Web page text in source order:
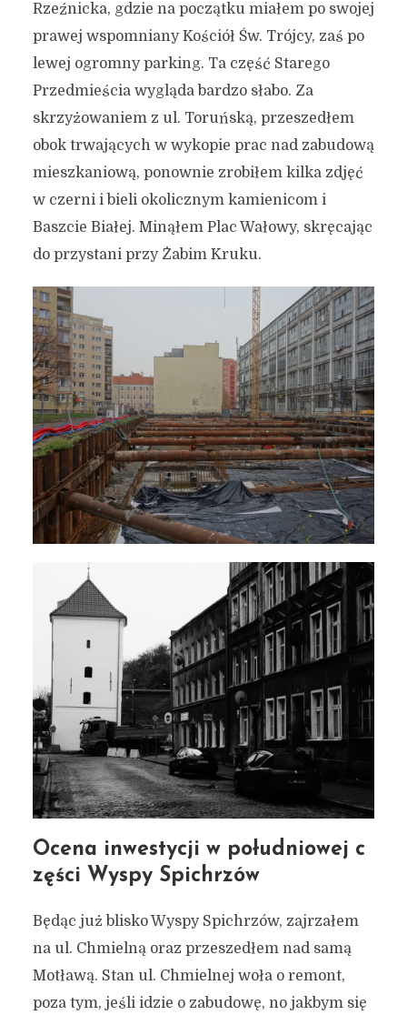
Rzeźnicka, gdzie na początku miałem po swojej
prawej wspomniany Kościół Św. Trójcy, zaś po
lewej ogromny parking. Ta część Starego
Przedmieścia wygląda bardzo słabo. Za
skrzyżowaniem z ul. Toruńską, przeszedłem
obok trwających w wykopie prac nad zabudową
mieszkaniową, ponownie zrobiłem kilka zdjęć
w czerni i bieli okolicznym kamienicom i
Baszcie Białej. Minąłem Plac Wałowy, skręcając
do przystani przy Żabim Kruku.
Ocena inwestycji w południowej c
zęści Wyspy Spichrzów
Będąc już blisko Wyspy Spichrzów, zajrzałem
na ul. Chmielną oraz przeszedłem nad samą
Motławą. Stan ul. Chmielnej woła o remont,
poza tym, jeśli idzie o zabudowę, no jakbym się